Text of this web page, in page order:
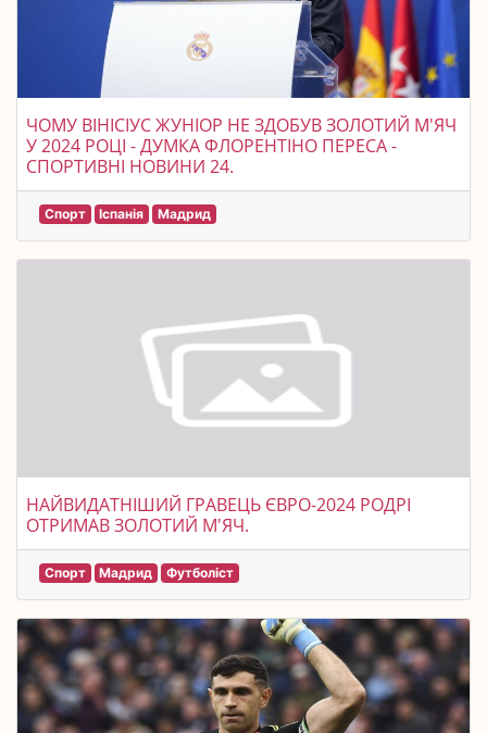
ЧОМУ ВІНІСІУС ЖУНІОР НЕ ЗДОБУВ ЗОЛОТИЙ М'ЯЧ
У 2024 РОЦІ - ДУМКА ФЛОРЕНТІНО ПЕРЕСА -
СПОРТИВНІ НОВИНИ 24.
Спорт Іспанія Мадрид
НАЙВИДАТНІШИЙ ГРАВЕЦЬ ЄВРО-2024 РОДРІ
ОТРИМАВ ЗОЛОТИЙ М'ЯЧ.
Спорт Мадрид Футболіст